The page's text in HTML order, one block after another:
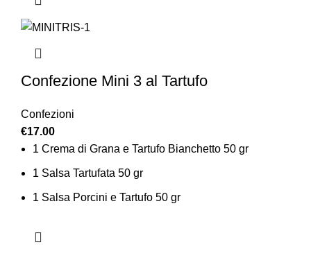
Confezione Mini 3 al Tartufo
Confezioni
€17.00
1 Crema di Grana e Tartufo Bianchetto 50 gr
1 Salsa Tartufata 50 gr
1 Salsa Porcini e Tartufo 50 gr